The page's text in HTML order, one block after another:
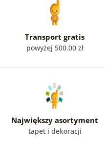
Transport gratis
powyżej 500.00 zł
Największy asortyment
tapet i dekoracji